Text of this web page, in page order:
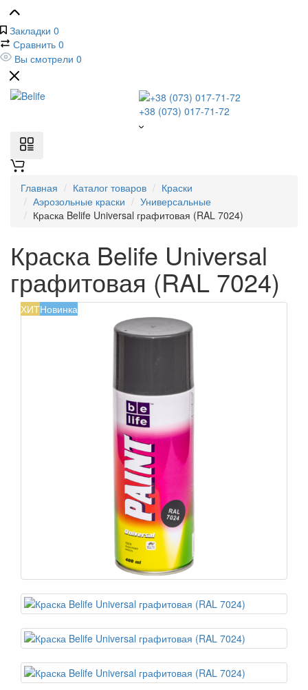
Закладки 0
Сравнить 0
Вы смотрели 0
+38 (073) 017-71-72
Главная Каталог товаров
Краски
Аэрозольные краски
Универсальные
Краска Belife Universal графитовая (RAL 7024)
Краска Belife Universal
графитовая (RAL 7024)
ХИТНовинка